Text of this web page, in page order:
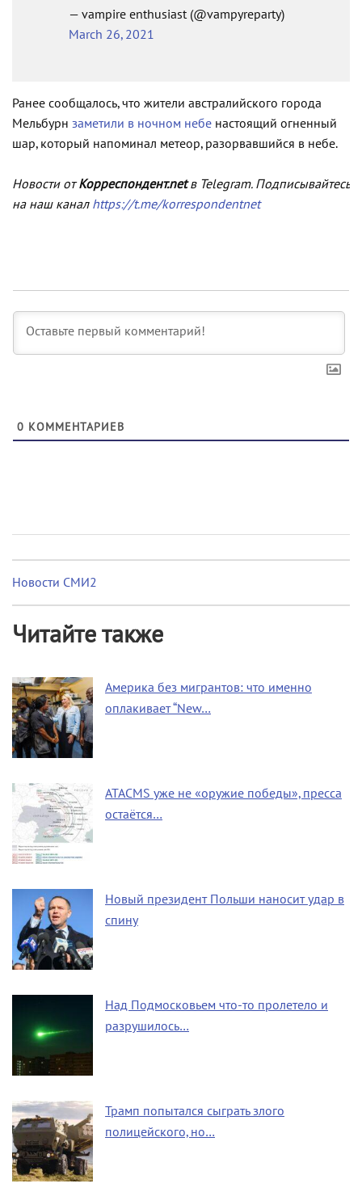
— vampire enthusiast (@vampyreparty)
March 26, 2021
Ранее сообщалось, что жители австралийского города
Мельбурн заметили в ночном небе настоящий огненный
шар, который напоминал метеор, разорвавшийся в небе.
Новости отКорреспондент.netв Telegram. Подписывайтесь
на наш канал https://t.me/korrespondentnet
0 КОММЕНТАРИЕВ
Новости СМИ2
Читайте также
Америка без мигрантов: что именно
оплакивает “New…
ATACMS уже не «оружие победы», пресса
остаётся…
Новый президент Польши наносит удар в
спину
Над Подмосковьем что-то пролетело и
разрушилось…
Трамп попытался сыграть злого
полицейского, но…